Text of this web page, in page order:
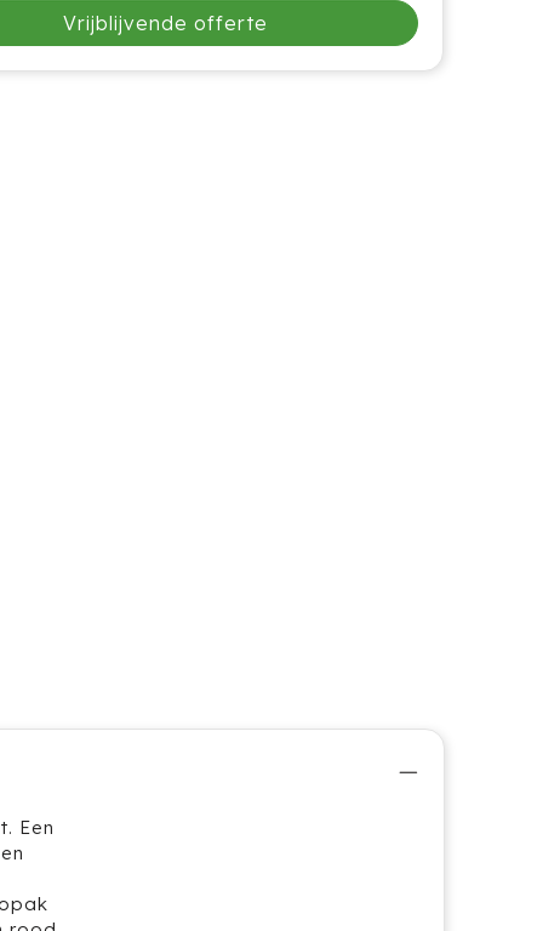
Vrijblijvende offerte
Een